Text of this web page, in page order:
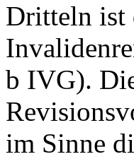
Dritteln ist
b IVG).
im Sinne